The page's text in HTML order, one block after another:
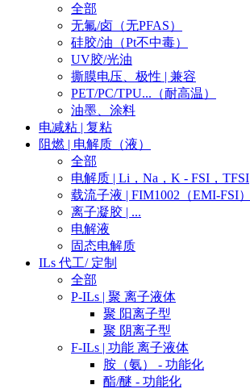
全部
无氟/卤（无PFAS）
硅胶/油（Pt不中毒）
UV胶/光油
撕膜电压、极性 | 兼容
PET/PC/TPU...（耐高温）
油墨、涂料
电减粘 | 复粘
阻燃 | 电解质（液）
全部
电解质 | Li，Na，K - FSI，TFSI
载流子液 | FIM1002（EMI-FSI）
离子凝胶 | ...
电解液
固态电解质
ILs 代工/ 定制
全部
P-ILs | 聚 离子液体
聚 阳离子型
聚 阴离子型
F-ILs | 功能 离子液体
胺（氨） - 功能化
酯/醚 - 功能化